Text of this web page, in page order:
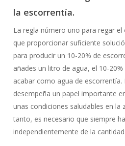
la escorrentía.
La regla número uno para regar
que proporcionar suficiente
para producir un 10-20% de
añades un litro de agua, el 10-
acabar como agua de escorrentía.
desempeña un papel importante
unas condiciones saludables en la
tanto, es necesario que siempre
independientemente de la